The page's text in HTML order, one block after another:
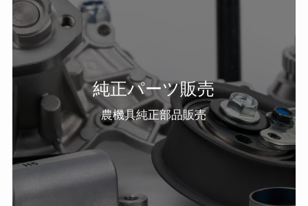
純正パーツ販売
農機具純正部品販売